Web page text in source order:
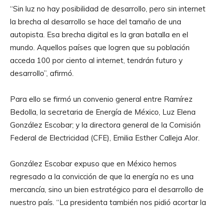
“Sin luz no hay posibilidad de desarrollo, pero sin internet
la brecha al desarrollo se hace del tamaño de una
autopista. Esa brecha digital es la gran batalla en el
mundo. Aquellos países que logren que su población
acceda 100 por ciento al internet, tendrán futuro y
desarrollo”, afirmó.
Para ello se firmó un convenio general entre Ramírez
Bedolla, la secretaria de Energía de México, Luz Elena
González Escobar; y la directora general de la Comisión
Federal de Electricidad (CFE), Emilia Esther Calleja Alor.
González Escobar expuso que en México hemos
regresado a la convicción de que la energía no es una
mercancía, sino un bien estratégico para el desarrollo de
nuestro país. “La presidenta también nos pidió acortar la